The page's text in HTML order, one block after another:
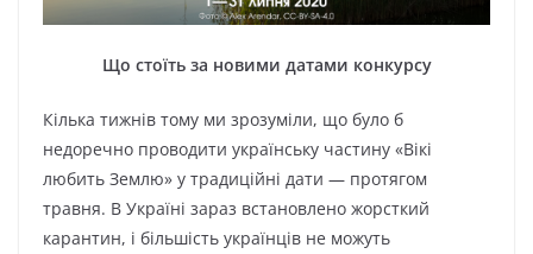
Що стоїть за новими датами конкурсу
Кілька тижнів тому ми зрозуміли, що було б
недоречно проводити українську частину «Вікі
любить Землю» у традиційні дати — протягом
травня. В Україні зараз встановлено жорсткий
карантин, і більшість українців не можуть